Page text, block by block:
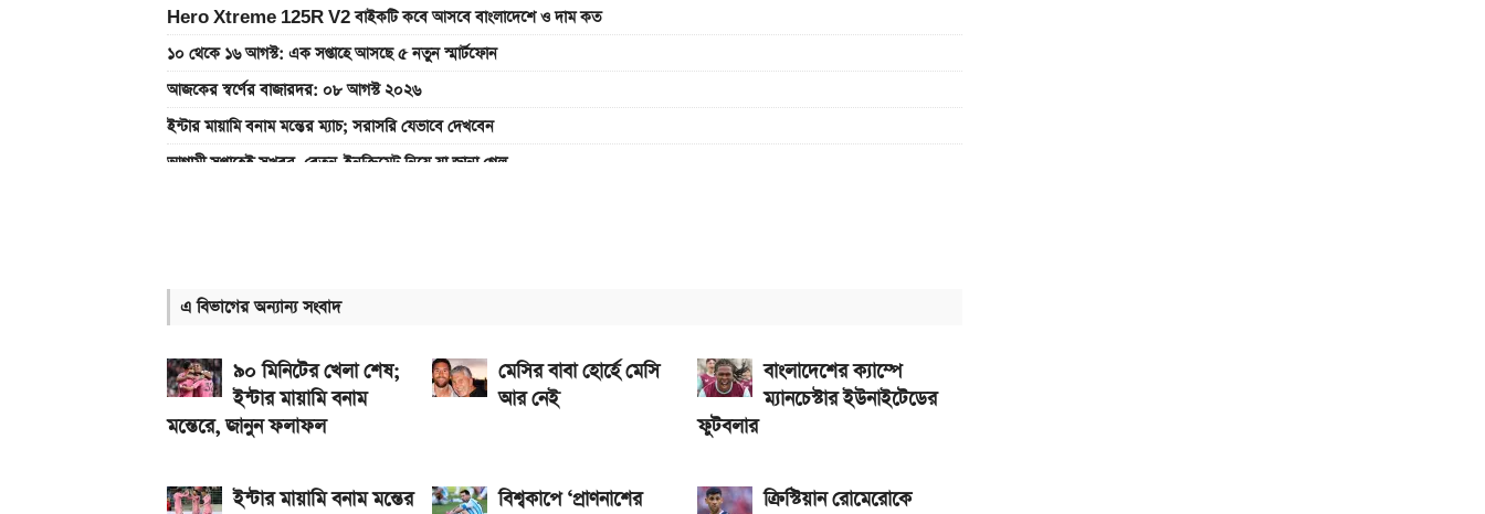
Hero Xtreme 125R V2 বাইকটি কবে আসবে বাংলাদেশে ও দাম কত
১০ থেকে ১৬ আগস্ট: এক সপ্তাহে আসছে ৫ নতুন স্মার্টফোন
আজকের স্বর্ণের বাজারদর: ০৮ আগস্ট ২০২৬
ইন্টার মায়ামি বনাম মন্তের ম্যাচ; সরাসরি যেভাবে দেখবেন
আগামী সপ্তাহেই সুখবর, বেতন-ইনক্রিমেট নিয়ে যা জানা গেল
৭৫০০mAh ব্যাটারি নিয়ে বাজারে এলো Redmi 17 5G ও 4G
এ বিভাগের অন্যান্য সংবাদ
৯০ মিনিটের খেলা শেষ;
ইন্টার মায়ামি বনাম
মন্তেরে, জানুন ফলাফল
মেসির বাবা হোর্হে মেসি
আর নেই
বাংলাদেশের ক্যাম্পে
ম্যানচেস্টার ইউনাইটেডের
ফুটবলার
ইন্টার মায়ামি বনাম মন্তের বিশ্বকাপে ‘প্রাণনাশের ক্রিস্টিয়ান রোমেরোকে